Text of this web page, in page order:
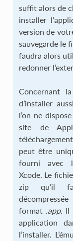
suffit alors de
installer
version de
sauvegarde le
faudra alors
redonner
Concernant
d’installer
l’on ne
site de
peut être
fourni avec
Xcode. Le
zip qu’il
format .app. Il
application
l’installer.